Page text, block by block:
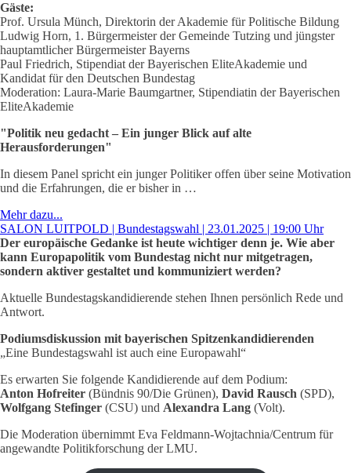
Gäste:
Prof. Ursula Münch, Direktorin der Akademie für Politische Bildung
Ludwig Horn, 1. Bürgermeister der Gemeinde Tutzing und jüngster
hauptamtlicher Bürgermeister Bayerns
Paul Friedrich, Stipendiat der Bayerischen EliteAkademie und
Kandidat für den Deutschen Bundestag
Moderation: Laura-Marie Baumgartner, Stipendiatin der Bayerischen
EliteAkademie
"Politik neu gedacht – Ein junger Blick auf alte
Herausforderungen"
In diesem Panel spricht ein junger Politiker offen über seine Motivation
und die Erfahrungen, die er bisher in …
Mehr dazu...
SALON LUITPOLD | Bundestagswahl | 23.01.2025 | 19:00 Uhr
Der europäische Gedanke ist heute wichtiger denn je. Wie aber
kann Europapolitik vom Bundestag nicht nur mitgetragen,
sondern aktiver gestaltet und kommuniziert werden?
Aktuelle Bundestagskandidierende stehen Ihnen persönlich Rede und
Antwort.
Podiumsdiskussion mit bayerischen Spitzenkandidierenden
„Eine Bundestagswahl ist auch eine Europawahl“
Es erwarten Sie folgende Kandidierende auf dem Podium:
Anton Hofreiter (Bündnis 90/Die Grünen), David Rausch (SPD),
Wolfgang Stefinger (CSU) und Alexandra Lang (Volt).
Die Moderation übernimmt Eva Feldmann-Wojtachnia/Centrum für
angewandte Politikforschung der LMU.